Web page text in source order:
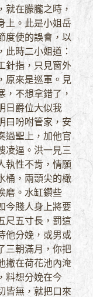
就在朦朧之時，
上。此是小姐岳
度使的誤會，以
此時二小姐道：
針指，只見窗外
原來是巡軍。見
，不想拿錯了，
日爵位大似我
曰吩咐管家，安
過聖上，加他官
凌逼。洪一見三
執性不肯，情願
桶，兩頭尖的橄
磨。水缸鑽些
今賤人身上將要
尺五寸長，罰這
他分娩，或男或
三朝滿月，你把
撇在荷花池內淹
料想分娩在今
皆無，就把口來